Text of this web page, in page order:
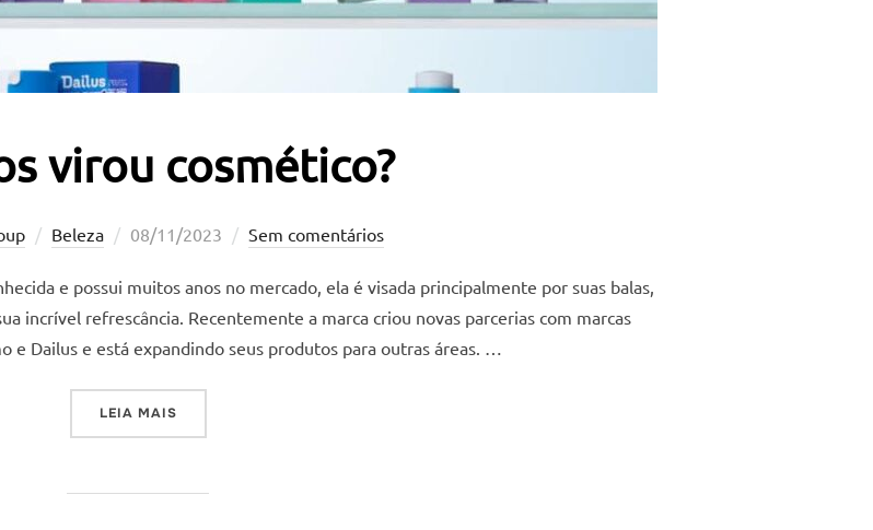
virou cosmético?
Beleza
Postado
08/11/2023 Sem comentários
e possui muitos anos no mercado, ela é visada principalmente por suas balas,
incrível refrescância. Recentemente a marca criou novas parcerias com marcas
Dailus e está expandindo seus produtos para outras áreas. …
LEIA MAIS“MENTOS VIROU COSMÉTICO?”